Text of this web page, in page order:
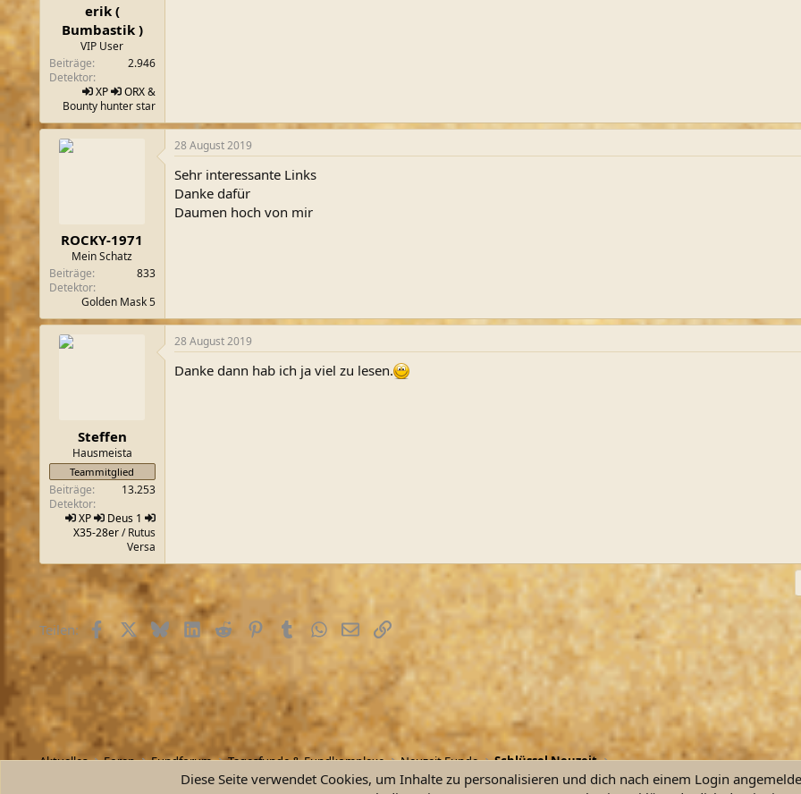
erik (
Bumbastik )
VIP User
Beiträge
2.946
Detektor
XP
ORX&
Bounty hunter star
ROCKY-1971
Mein Schatz
Beiträge
833
Detektor
Golden Mask 5
28 August 2019
Sehr interessante Links
Danke dafür
Daumen hoch von mir
Steffen
Hausmeista
Teammitglied
Beiträge
13.253
Detektor
XP
Deus 1
X35-28er/ Rutus
Versa
28 August 2019
Danke dann hab ich ja viel zu lesen.
Teilen: FacebookX (Twitter)
BlueskyLinkedInRedditPinterest
TumblrWhatsApp
E-MailLink
Aktuelles Foren Fundforum Tagesfunde & Fundkomplexe Neuzeit Funde Schlüssel Neuzeit
Diese Seite verwendet Cookies, um Inhalte zu personalisieren und dich nach einem Login